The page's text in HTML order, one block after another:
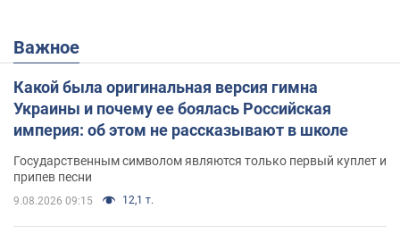
Важное
Какой была оригинальная версия гимна
Украины и почему ее боялась Российская
империя: об этом не рассказывают в школе
Государственным символом являются только первый куплет и
припев песни
9.08.2026 09:15 12,1 т.